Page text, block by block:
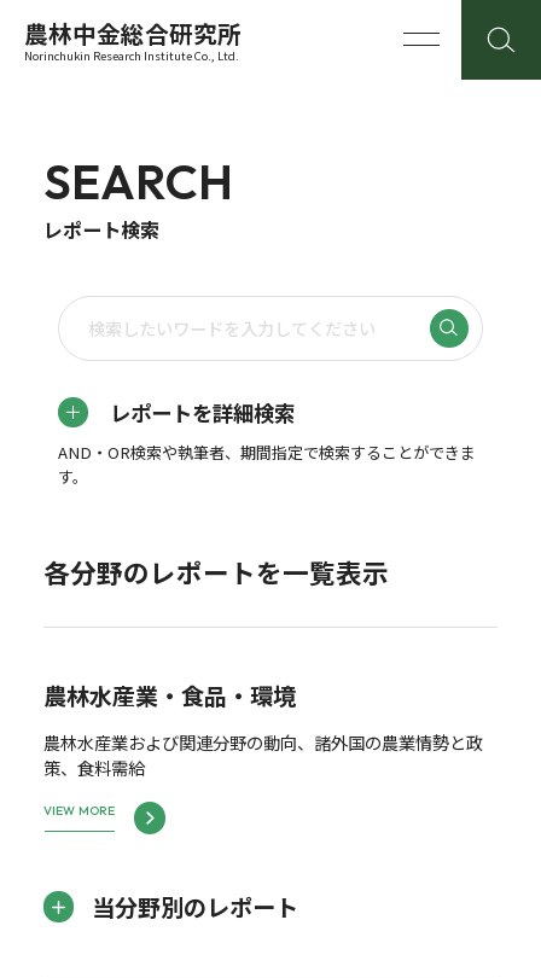
農林中金総合研究所
Norinchukin Research Institute Co., Ltd.
SEARCH
レポート検索
レポートを詳細検索
AND・OR検索や執筆者、期間指定で検索することができま
す。
各分野のレポートを一覧表示
農林水産業・食品・環境
農林水産業および関連分野の動向、諸外国の農業情勢と政
策、食料需給
VIEW MORE
当分野別のレポート